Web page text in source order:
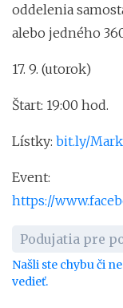
oddelenia
alebo jedného
17. 9. (utorok)
Štart: 19:00 hod.
Lístky: bit.ly/
Event:
https://
Podujatia pre
Našli ste chybu či
vedieť.